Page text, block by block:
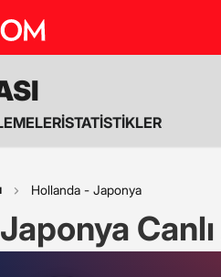
İSTATİSTİKLER
Hollanda - Japonya